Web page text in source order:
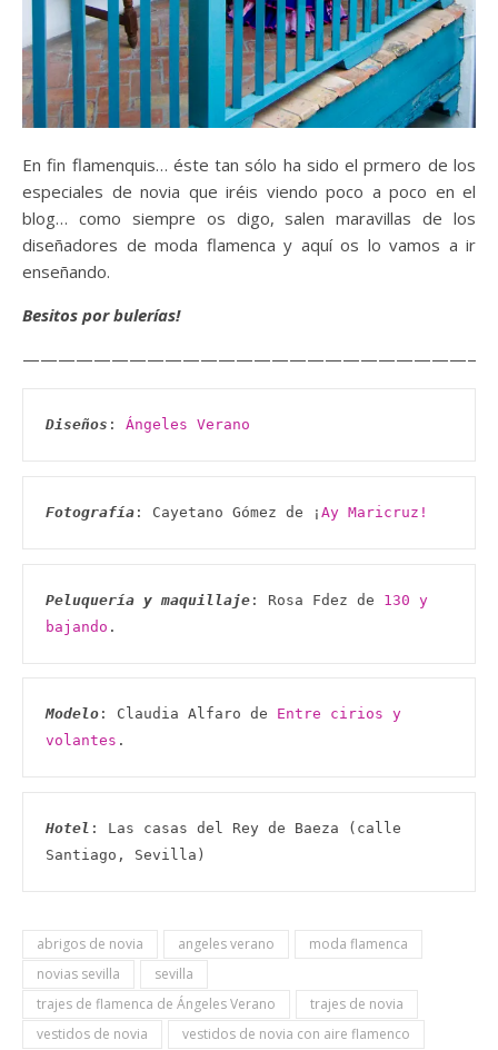
En fin flamenquis… éste tan sólo ha sido el prmero de los
especiales de novia que iréis viendo poco a poco en el
blog… como siempre os digo, salen maravillas de los
diseñadores de moda flamenca y aquí os lo vamos a ir
enseñando.
Besitos por bulerías!
——————————————————————————-
Diseños : Ángeles Verano
Fotografía : Cayetano Gómez de ¡ Ay Maricruz!
Peluquería y maquillaje : Rosa Fdez de 130 y
bajando .
Modelo : Claudia Alfaro de Entre cirios y
volantes .
Hotel : Las casas del Rey de Baeza (calle
Santiago, Sevilla)
abrigos de novia angeles verano
moda flamenca
novias sevilla
sevilla
trajes de flamenca de Ángeles Verano
trajes de novia
vestidos de novia
vestidos de novia con aire flamenco